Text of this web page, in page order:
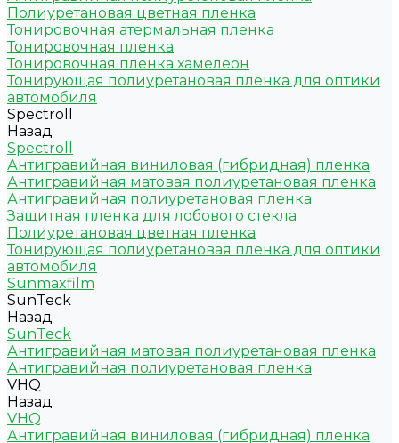
Полиуретановая цветная пленка
Тонировочная атермальная пленка
Тонировочная пленка
Тонировочная пленка хамелеон
Тонирующая полиуретановая пленка для оптики
автомобиля
Spectroll
Назад
Spectroll
Антигравийная виниловая (гибридная) пленка
Антигравийная матовая полиуретановая пленка
Антигравийная полиуретановая пленка
Защитная пленка для лобового стекла
Полиуретановая цветная пленка
Тонирующая полиуретановая пленка для оптики
автомобиля
Sunmaxfilm
SunTeck
Назад
SunTeck
Антигравийная матовая полиуретановая пленка
Антигравийная полиуретановая пленка
VHQ
Назад
VHQ
Антигравийная виниловая (гибридная) пленка